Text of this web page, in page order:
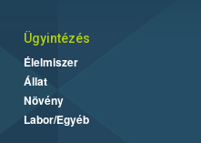
Ügyintézés
Élelmiszer
Állat
Növény
Labor/Egyéb